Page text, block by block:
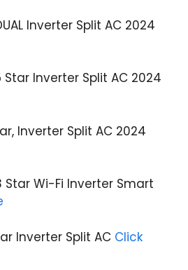
Inverter Split AC 2024
Star Inverter Split AC 2024
Inverter Split AC 2024
Star Wi-Fi Inverter Smart
Inverter Split AC Click